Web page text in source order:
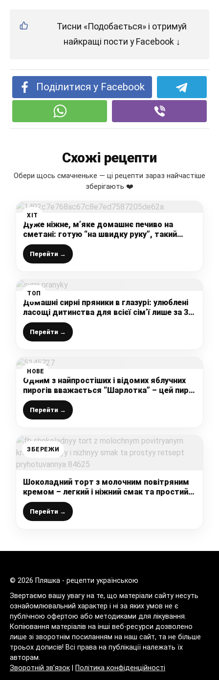
Тисни «Подобається» і отримуй
найкращі пости у Facebook ↓
Поділитися у Facebook
Схожі рецепти
Обери щось смачненьке — ці рецепти зараз найчастіше
зберігають ❤️
ХІТ
Дуже ніжне, м’яке домашнє печиво на
сметані: готую “на швидку руку”, такий
простий і вдалий рецепт завжди стане в
нагоді
Перейти →
ТОП
Домашні сирні пряники в глазурі: улюблені
ласощі дитинства для всієї сім’ї лише за 30
хвилин вашого часу
Перейти →
НОВЕ
Одним з найпростіших і відомих яблучних
пирогів вважається “Шарлотка” – цей пиріг
готується швидко, просто і завжди
виходить смачним
Перейти →
ЗБЕРЕЖИ
Шоколадний торт з молочним повітряним
кремом – легкий і ніжний смак та простий
рецепт приготування
Перейти →
© 2026 Пляшка - рецепти українською
Звертаємо вашу увагу на те, що матеріали сайту несуть
ознайомлювальний характер і ні за яких умов не є
публічною офертою або методиками для лікування.
Копіювання матеріалів на інші веб-ресурси дозволено
лише зі зворотнім посиланням на наш сайт, та не більше
троьох дописів! Всі права на публікації належать їх
авторам.
Зворотній зв’язок
Політика конфіденційності